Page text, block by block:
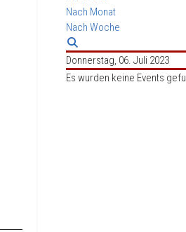
Nach Monat
Nach Woche
Donnerstag, 06. Juli 2023
Es wurden keine Events